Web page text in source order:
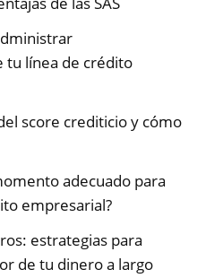
tu línea de crédito
score crediticio y cómo
adecuado para
empresarial?
estrategias para
de tu dinero a largo